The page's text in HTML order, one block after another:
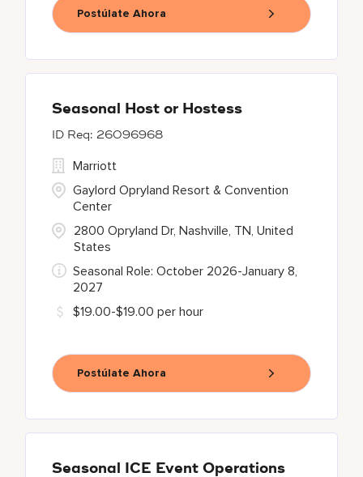
Postúlate Ahora
Seasonal Host or Hostess
26096968
2800 Opryland Dr, Nashville, TN, United
States
Marriott
Gaylord Opryland Resort & Convention
Center
Seasonal Role: October 2026-January 8,
2027
$19.00-$19.00 per hour
Postúlate Ahora
Seasonal ICE Event Operations